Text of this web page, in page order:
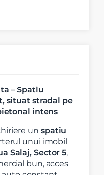
– Spatiu
situat stradal pe
intens
un spatiu
unui imobil
Salaj, Sector 5,
bun, acces